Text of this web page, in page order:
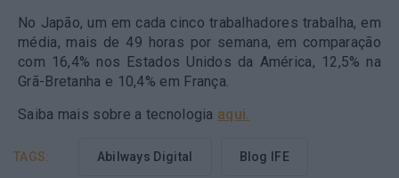
No Japão, um em cada cinco trabalhadores trabalha, em
média, mais de 49 horas por semana, em comparação
com 16,4% nos Estados Unidos da América, 12,5% na
Grã-Bretanha e 10,4% em França.
Saiba mais sobre a tecnologia aqui.
TAGS: Abilways Digital Blog IFE